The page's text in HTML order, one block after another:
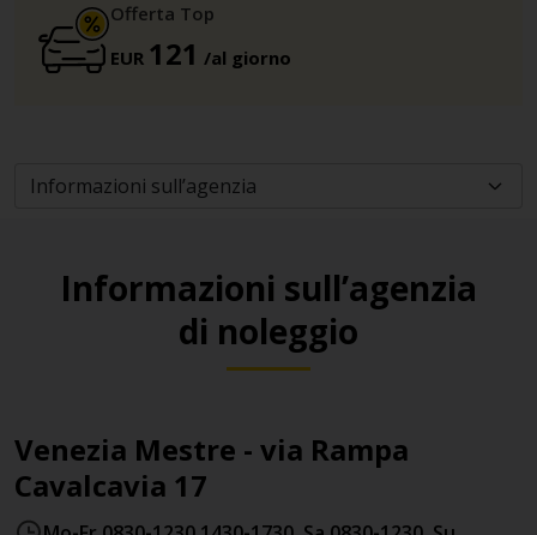
Offerta Top
EUR 121 /al giorno
Informazioni sull’agenzia
di noleggio
Venezia Mestre - via Rampa
Cavalcavia 17